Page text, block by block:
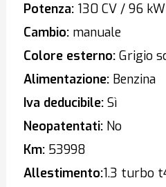
Potenza:130 CV / 96 kW
Cambio:manuale
Colore esterno:Grigio
Alimentazione:Benzina
Iva deducibile:Sì
Neopatentati:No
Km:53998
Allestimento:1.3 turbo